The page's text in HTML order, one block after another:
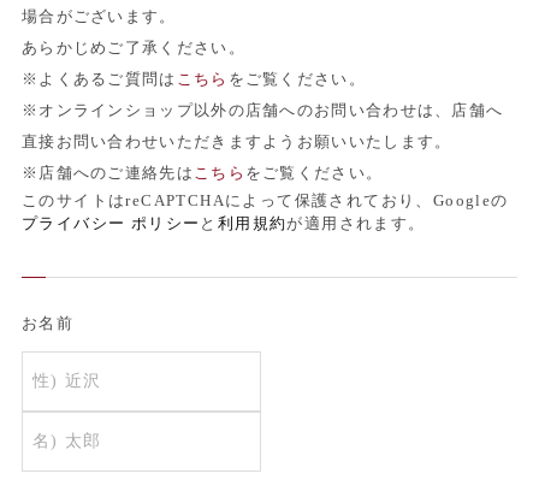
場合がございます。
あらかじめご了承ください。
※よくあるご質問は こちら をご覧ください。
※オンラインショップ以外の店舗へのお問い合わせは、店舗へ
直接お問い合わせいただきますようお願いいたします。
※店舗へのご連絡先は こちら をご覧ください。
このサイトはreCAPTCHAによって保護されており、Googleの
プライバシー ポリシー と 利用規約が適用されます。
お名前